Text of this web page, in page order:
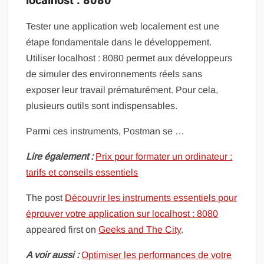
Tester une application web localement est une
étape fondamentale dans le développement.
Utiliser localhost : 8080 permet aux développeurs
de simuler des environnements réels sans
exposer leur travail prématurément. Pour cela,
plusieurs outils sont indispensables.
Parmi ces instruments, Postman se …
Lire également : Prix pour formater un ordinateur :
tarifs et conseils essentiels
The post Découvrir les instruments essentiels pour
éprouver votre application sur localhost : 8080
appeared first onGeeks and The City.
A voir aussi : Optimiser les performances de votre